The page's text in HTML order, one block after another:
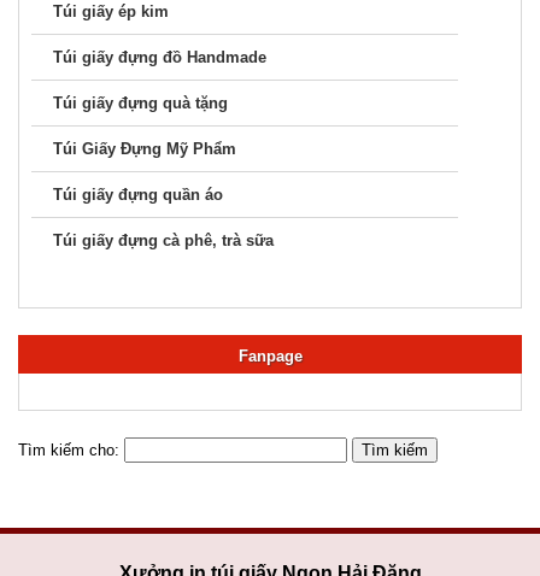
Túi giấy ép kim
Túi giấy đựng đồ Handmade
Túi giấy đựng quà tặng
Túi Giấy Đựng Mỹ Phẩm
Túi giấy đựng quần áo
Túi giấy đựng cà phê, trà sữa
Fanpage
Tìm kiếm cho: